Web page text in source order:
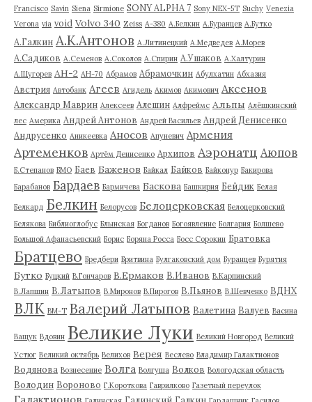
Francisco Savin Siena Sirmione SONY ALPHA 7 Sony NEX-5T Suchy Venezia
Verona via void Volvo 340 Zeiss А-380 А.Белкин А.Буранцев А.Бутко
А.Галкин А.К.Антонов А.Литинецкий А.Медведев А.Морев
А.Садиков А.Семенов А.Соколов А.Спирин А.Ушаков А.Халтурин
А.Щугорев АН-2 АН-70 Абрамов Абрамочкин Абулхатин Абхазия
Австрия Автобанк Агеев Агидель Акимов Акимович Аксенов
Александр Маврин Алексеев Алешин Алфреймс Альпы Алёшкинский
лес Америка Андрей Антонов Андрей Васильев Андрей Денисенко
Андрусенко Аникеевка Аносов Апуневич Армения
Артеменков Артём Денисенко Архипов Аэронатц Аюпов
Б.Степанов БМО Баев Баженов Байкал Байков Байконур Бакирова
Барабанов Бардаев Бармичева Баскова Башкирия Бейдик Белая
Белкард Белкин Белорусов Белоцерковская Белоцерковский
Белякова Библиоглобус Блынская Богданов Богоявление Болгария Болшево
Большой Афанасьевский Борис Боряна Росса Босс Сорокин Братовка
Братцево Бредбери Бритвина Булгаковский дом Буранцев Бурятия
Бутко Буцкий В.Гончаров В.Ермаков В.Иванов В.Карпинский
В.Лапшин В.Латыпов В.Миронов В.Пирогов В.Пьянов В.Шевченко ВДНХ
ВЛК ВМ-Т Валерий Латыпов Валетина Валуев Васина
Ващук Вдовин Великие Луки Великий Новгород Великий
Устюг Великий октябрь Велихов Верея Веслево Владимир Галактионов
Водянова Вознесение Волга Волгуша Волков Вологодская область
Володин Вороново Г.Короткова Гаврилково Газетный переулок